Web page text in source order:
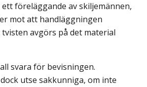
föreläggande av skiljemännen,
mot att handläggningen
avgörs på det material
svara för bevisningen.
utse sakkunniga, om inte